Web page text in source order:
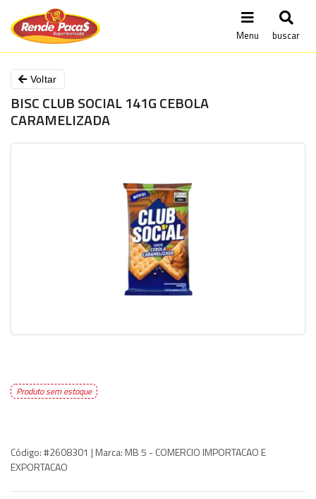
Menu buscar
Voltar
BISC CLUB SOCIAL 141G CEBOLA
CARAMELIZADA
Produto sem estoque
Código:#2608301 | Marca: MB 5 - COMERCIO IMPORTACAO E
EXPORTACAO